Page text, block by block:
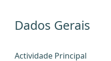
Dados Gerais
Actividade Principal